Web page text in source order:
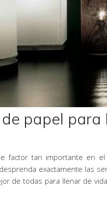
papel
factor tan importante en
exactamente las
de todas para llenar de